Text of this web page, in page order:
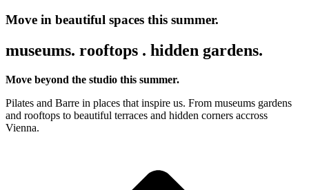
Move in beautiful spaces this summer.
museums. rooftops . hidden gardens.
Move beyond the studio this summer.
Pilates and Barre in places that inspire us. From museums gardens
and rooftops to beautiful terraces and hidden corners accross
Vienna.